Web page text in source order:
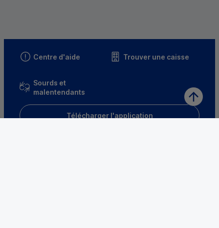
Centre d'aide Trouver une caisse
Sourds et
malentendants
Télécharger l'application